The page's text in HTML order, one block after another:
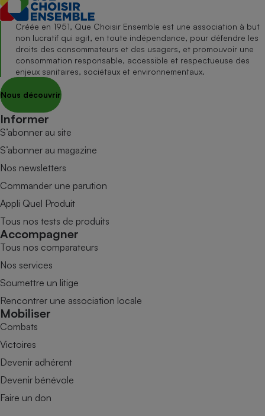
Créée en 1951, Que Choisir Ensemble est une association à but
non lucratif qui agit, en toute indépendance, pour défendre les
droits des consommateurs et des usagers, et promouvoir une
consommation responsable, accessible et respectueuse des
enjeux sanitaires, sociétaux et environnementaux.
Nous découvrir
Informer
S’abonner au site
S’abonner au magazine
Nos newsletters
Commander une parution
Appli Quel Produit
Tous nos tests de produits
Accompagner
Tous nos comparateurs
Nos services
Soumettre un litige
Rencontrer une association locale
Mobiliser
Combats
Victoires
Devenir adhérent
Devenir bénévole
Faire un don